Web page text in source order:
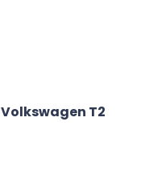
Volkswagen T2